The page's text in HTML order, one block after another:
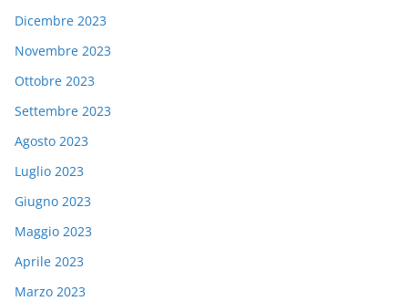
Dicembre 2023
Novembre 2023
Ottobre 2023
Settembre 2023
Agosto 2023
Luglio 2023
Giugno 2023
Maggio 2023
Aprile 2023
Marzo 2023